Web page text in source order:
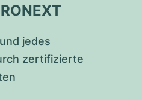
jedes
zertifizierte